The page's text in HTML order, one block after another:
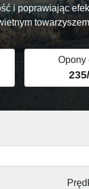
i poprawiając
Opony